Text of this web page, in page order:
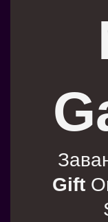
Gift